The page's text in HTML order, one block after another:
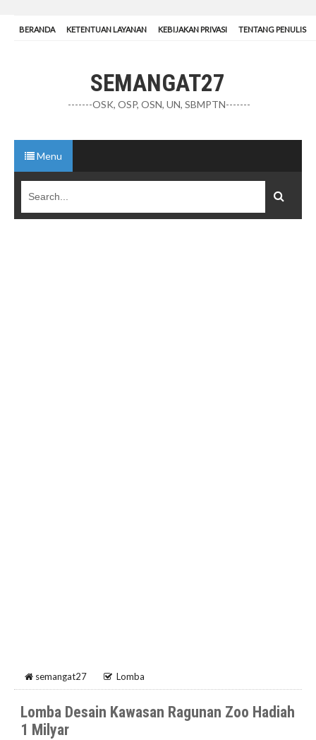
BERANDA KETENTUAN LAYANAN KEBIJAKAN PRIVASI TENTANG PENULIS
SEMANGAT27
-------OSK, OSP, OSN, UN, SBMPTN-------
Menu
semangat27 Lomba
Lomba Desain Kawasan Ragunan Zoo Hadiah
1 Milyar